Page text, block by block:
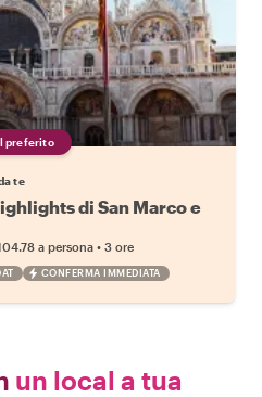
preferito
te
di San Marco e
a persona • 3 ore
CONFERMA IMMEDIATA
un local a tua